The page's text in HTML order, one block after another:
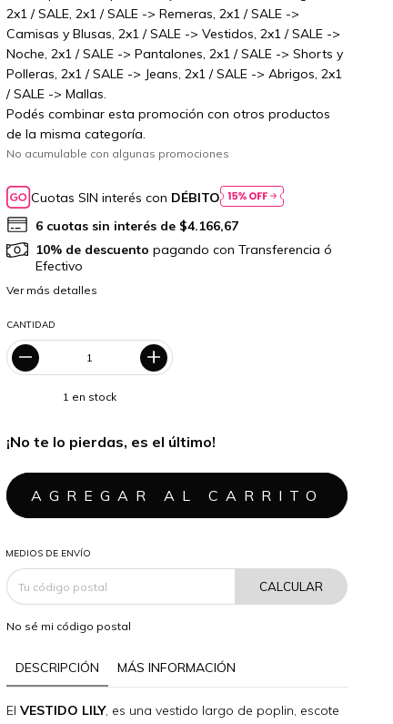
2x1 / SALE, 2x1 / SALE -> Remeras, 2x1 / SALE ->
Camisas y Blusas, 2x1 / SALE -> Vestidos, 2x1 / SALE ->
Noche, 2x1 / SALE -> Pantalones, 2x1 / SALE -> Shorts y
Polleras, 2x1 / SALE -> Jeans, 2x1 / SALE -> Abrigos, 2x1
/ SALE -> Mallas.
Podés combinar esta promoción con otros productos
de la misma categoría.
No acumulable con algunas promociones
Cuotas SIN interés con DÉBITO
6 cuotas sin interés de $4.166,67
10% de descuento pagando con Transferencia ó
Efectivo
Ver más detalles
CANTIDAD
1 en stock
¡No te lo pierdas, es el último!
MEDIOS DE ENVÍO
CALCULAR
No sé mi código postal
DESCRIPCIÓN MÁS INFORMACIÓN
ElVESTIDO LILY, es una vestido largo de poplin, escote